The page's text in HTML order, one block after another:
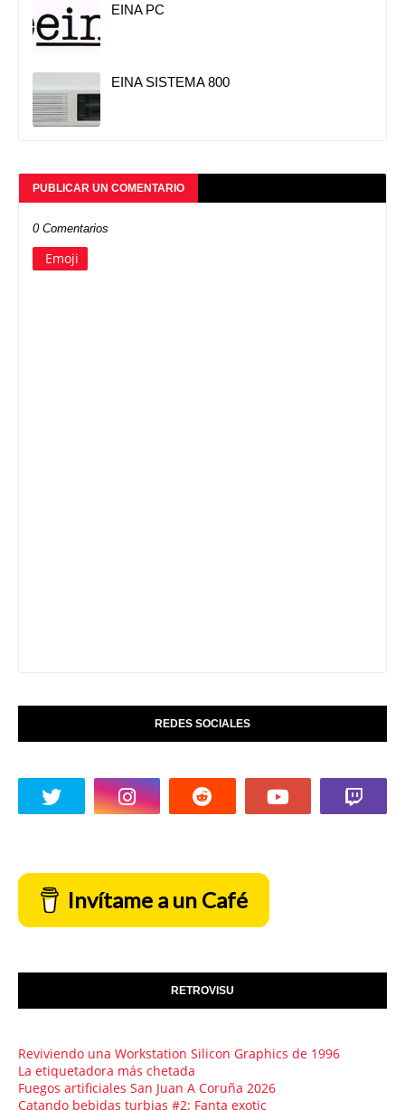
EINA PC
EINA SISTEMA 800
PUBLICAR UN COMENTARIO
0 Comentarios
Emoji
REDES SOCIALES
Invítame a un Café
RETROVISU
Reviviendo una Workstation Silicon Graphics de 1996
La etiquetadora más chetada
Fuegos artificiales San Juan A Coruña 2026
Catando bebidas turbias #2: Fanta exotic